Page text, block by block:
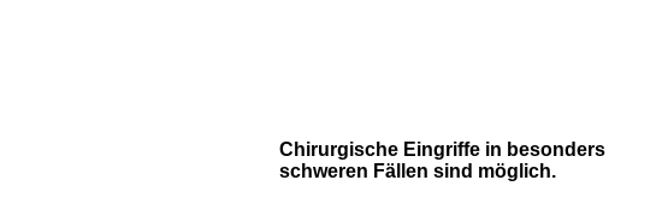
Chirurgische Eingriffe in besonders
schweren Fällen sind möglich.